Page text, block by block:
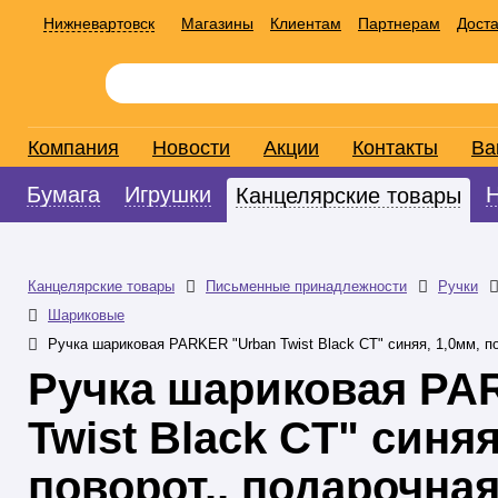
Нижневартовск Магазины Клиентам Партнерам
Компания Новости Акции Контакты
Бумага Игрушки Канцелярские товары
Канцелярские товары Письменные принадлежности
Ручки
Шариковые
Ручка шариковая PARKER "Urban Twist Black СT" синяя, 1,0мм,
Ручка шариковая
Twist Black СT"
поворот.,